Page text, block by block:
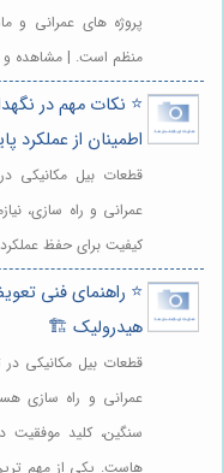
پروژه های عمرانی و
منظم است. | مشاهده و
⭐️ نکات مهم در
اطمینان از عملکرد
قطعات بیل مکانیکی
عمرانی و راه سازی،
کیفیت برای حفظ
⭐️ راهنمای فنی
هیدرولیک 🏗️
قطعات بیل مکانیکی در
عمرانی و راه سازی
سنگین، کلید موفقیت
هاست. یکی از مهم